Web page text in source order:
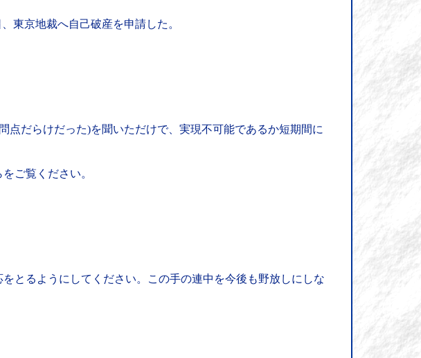
東京地裁へ自己破産を申請した。
だらけだった)を聞いただけで、実現不可能であるか短期間に
ご覧ください。
とるようにしてください。この手の連中を今後も野放しにしな